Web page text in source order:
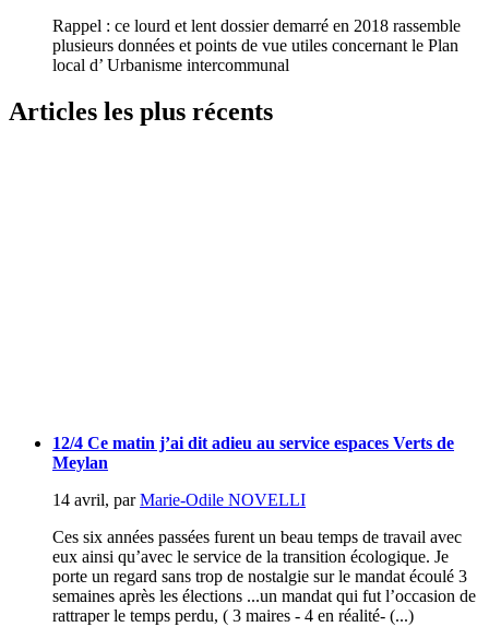
Rappel : ce lourd et lent dossier demarré en 2018 rassemble
plusieurs données et points de vue utiles concernant le Plan
local d’ Urbanisme intercommunal
Articles les plus récents
12/4 Ce matin j’ai dit adieu au service espaces Verts de
Meylan
14 avril, parMarie-Odile NOVELLI
Ces six années passées furent un beau temps de travail avec
eux ainsi qu’avec le service de la transition écologique. Je
porte un regard sans trop de nostalgie sur le mandat écoulé 3
semaines après les élections ...un mandat qui fut l’occasion de
rattraper le temps perdu, ( 3 maires - 4 en réalité- (...)